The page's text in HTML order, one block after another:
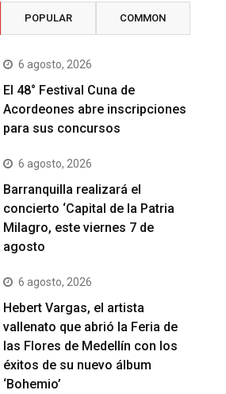
POPULAR COMMON
6 agosto, 2026
El 48° Festival Cuna de
Acordeones abre inscripciones
para sus concursos
6 agosto, 2026
Barranquilla realizará el
concierto ‘Capital de la Patria
Milagro, este viernes 7 de
agosto
6 agosto, 2026
Hebert Vargas, el artista
vallenato que abrió la Feria de
las Flores de Medellín con los
éxitos de su nuevo álbum
‘Bohemio’